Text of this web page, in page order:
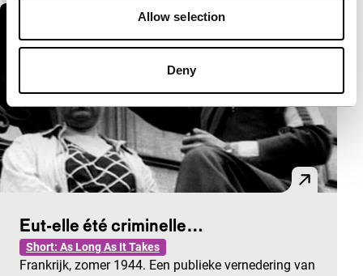
Allow selection
Deny
Eut-elle été criminelle…
Short: As Long As It Takes
Frankrijk, zomer 1944. Een publieke vernedering van